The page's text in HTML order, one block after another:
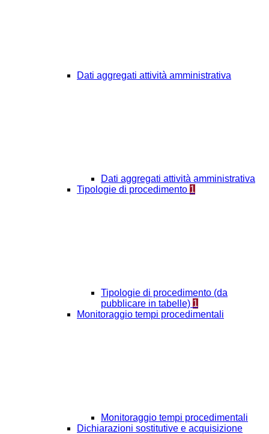
Dati aggregati attività amministrativa
Dati aggregati attività amministrativa
Tipologie di procedimento 1
Tipologie di procedimento (da
pubblicare in tabelle) 1
Monitoraggio tempi procedimentali
Monitoraggio tempi procedimentali
Dichiarazioni sostitutive e acquisizione